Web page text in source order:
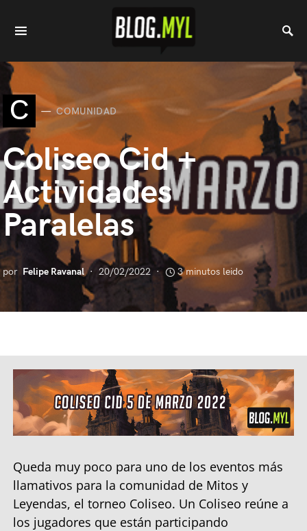
C COMUNIDAD
Coliseo Cid +
Actividades
Paralelas
por Felipe Ravanal 20/02/2022 3 minutos leido
Queda muy poco para uno de los eventos más
llamativos para la comunidad de Mitos y
Leyendas, el torneo Coliseo. Un Coliseo reúne a
los jugadores que están participando